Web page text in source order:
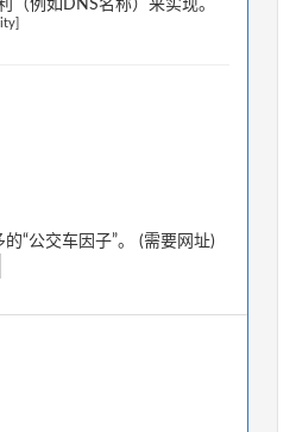
（例如DNS名称）来实现。
“公交车因子”。 (需要网址)